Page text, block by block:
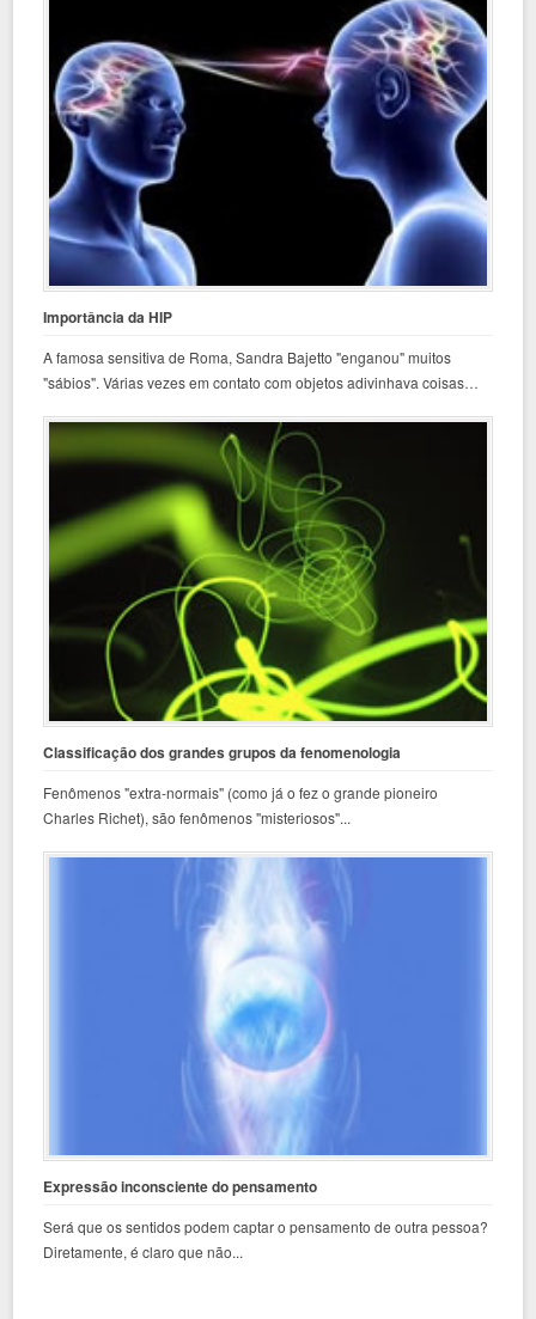
Importância da HIP
A famosa sensitiva de Roma, Sandra Bajetto "enganou" muitos
"sábios". Várias vezes em contato com objetos adivinhava coisas…
Classificação dos grandes grupos da fenomenologia
Fenômenos "extra-normais" (como já o fez o grande pioneiro
Charles Richet), são fenômenos "misteriosos"...
Expressão inconsciente do pensamento
Será que os sentidos podem captar o pensamento de outra pessoa?
Diretamente, é claro que não...